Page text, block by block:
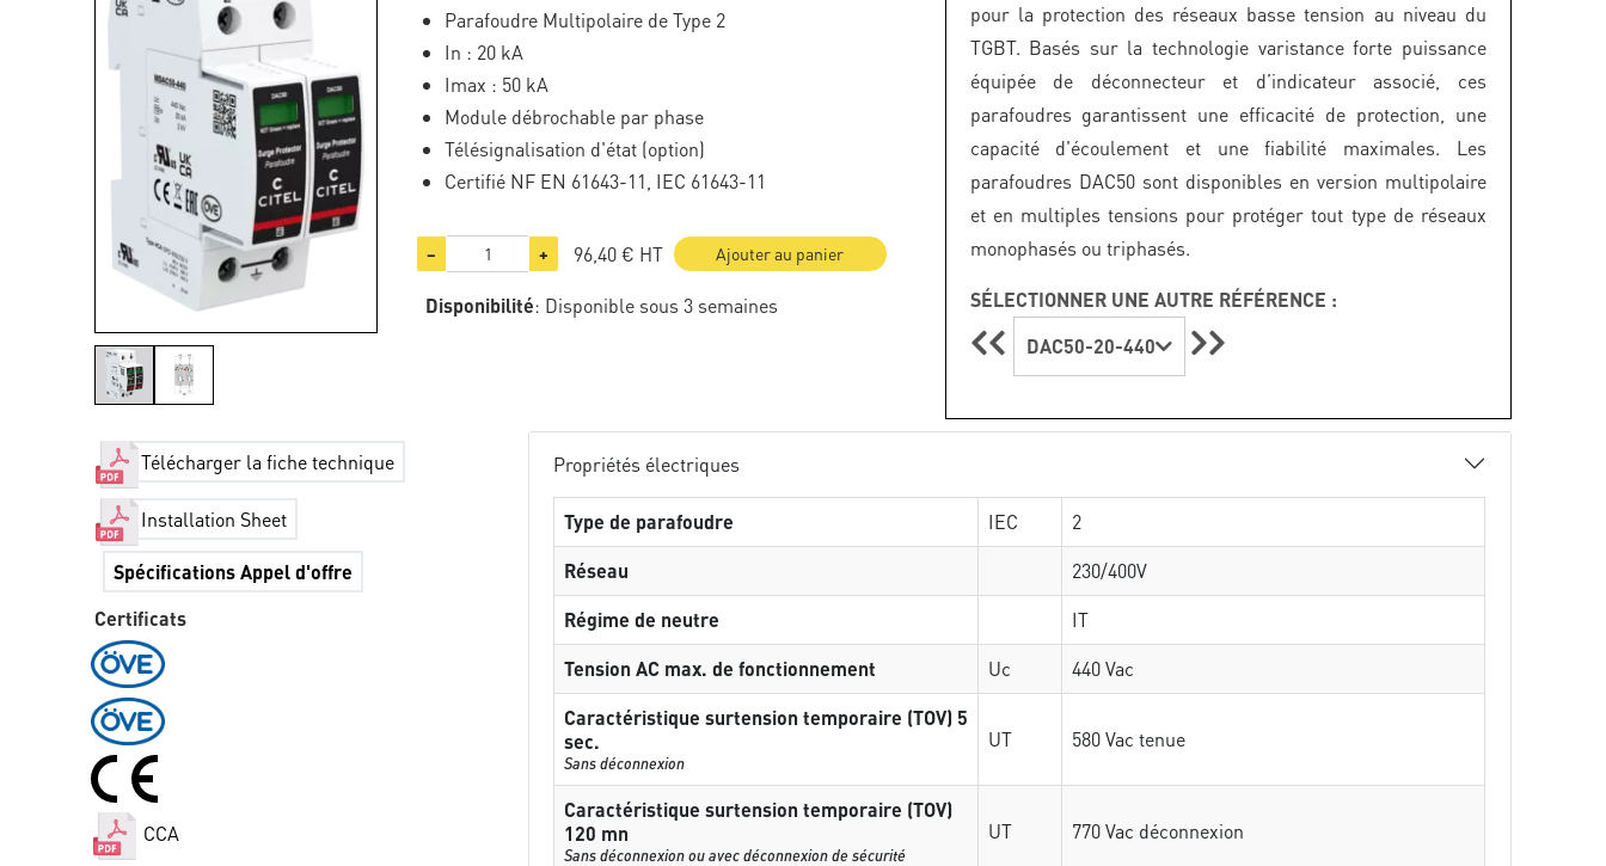
Parafoudre Multipolaire de Type 2
In : 20 kA
Imax : 50 kA
Module débrochable par phase
Télésignalisation d'état (option)
Certifié NF EN 61643-11, IEC 61643-11
− + 96,40 € HT Ajouter au panier
Disponibilité: Disponible sous 3 semaines
pour la protection des réseaux basse tension au niveau du
TGBT. Basés sur la technologie varistance forte puissance
équipée de déconnecteur et d’indicateur associé, ces
parafoudres garantissent une efficacité de protection, une
capacité d'écoulement et une fiabilité maximales. Les
parafoudres DAC50 sont disponibles en version multipolaire
et en multiples tensions pour protéger tout type de réseaux
monophasés ou triphasés.
SÉLECTIONNER UNE AUTRE RÉFÉRENCE :
DAC50-20-440
Télécharger la fiche technique
Installation Sheet
Spécifications Appel d'offre
Certificats
CCA
Propriétés électriques
Type de parafoudre IEC
2
Réseau
230/400V
Régime de neutre
IT
Tension AC max. de fonctionnement
Uc
440 Vac
Caractéristique surtension temporaire (TOV) 5
sec.
Sans déconnexion
UT 580 Vac tenue
Caractéristique surtension temporaire (TOV)
120 mn
Sans déconnexion ou avec déconnexion de sécurité
UT 770 Vac déconnexion